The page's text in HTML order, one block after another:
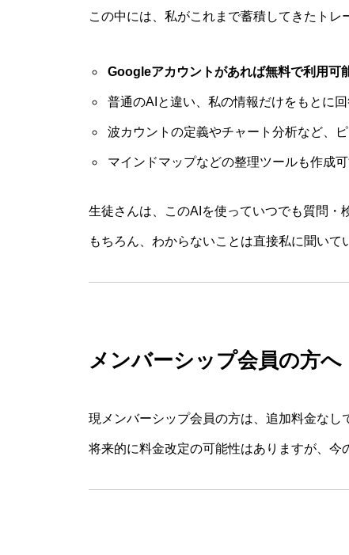
この中には、私がこれまで蓄積してきたトレ
Googleアカウントがあれば無料で利用可
普通のAIと違い、私の情報だけをもとに
波カウントの定義やチャート分析など、
マインドマップなどの整理ツールも作成
生徒さんは、このAIを使っていつでも質問・
もちろん、わからないことは直接私に聞いて
メンバーシップ会員の方へ
現メンバーシップ会員の方は、追加料金なし
将来的に料金改定の可能性はありますが、今